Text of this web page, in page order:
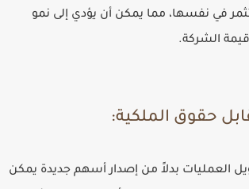
في نفسها، مما يمكن أن يؤدي إلى نمو
الشركة.
العمليات بدلاً من إصدار أسهم جديدة يمكن